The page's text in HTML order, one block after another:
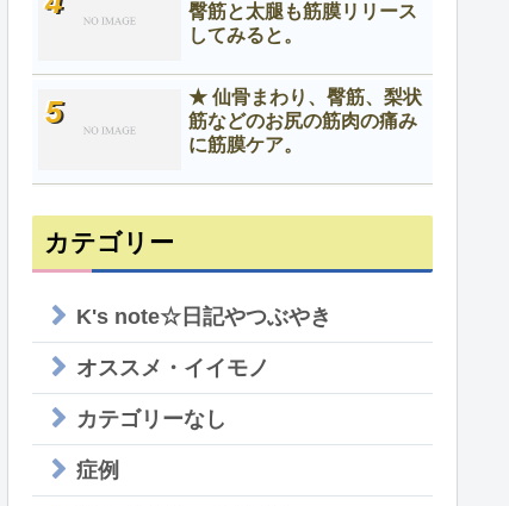
臀筋と太腿も筋膜リリース
してみると。
★ 仙骨まわり、臀筋、梨状
筋などのお尻の筋肉の痛み
に筋膜ケア。
カテゴリー
K's note☆日記やつぶやき
オススメ・イイモノ
カテゴリーなし
症例